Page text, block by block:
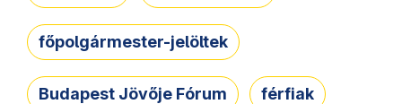
főpolgármester-jelöltek
Budapest Jövője Fórum férfiak